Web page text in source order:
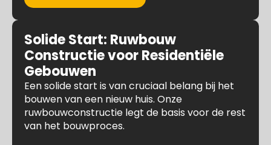
Solide Start: Ruwbouw
Constructie voor Residentiële
Gebouwen
Een solide start is van cruciaal belang bij het
bouwen van een nieuw huis. Onze
ruwbouwconstructie legt de basis voor de rest
van het bouwproces.